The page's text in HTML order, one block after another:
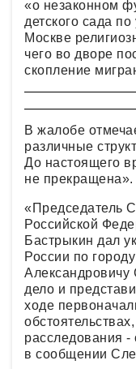
«о незаконном
детского сада
Москве
чего во дворе
скопление
В жалобе
различные
До настоящего
не прекращена».
«Председатель
Российской
Бастрыкин дал
России по
Александровичу
дело и
ходе
расследования -
в сообщении